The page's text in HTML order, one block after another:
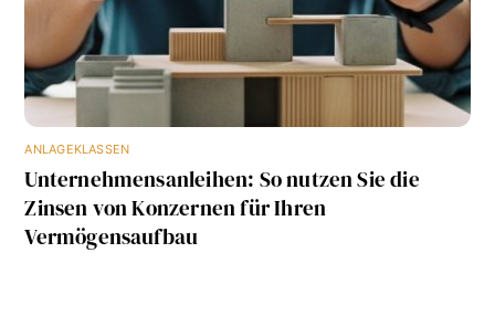
ANLAGEKLASSEN
Unternehmensanleihen: So nutzen Sie die
Zinsen von Konzernen für Ihren
Vermögensaufbau